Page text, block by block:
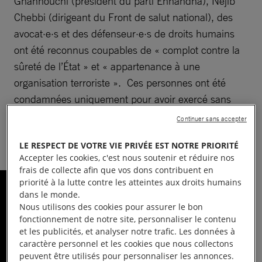
Chebbi (dirigeant du Front de salut national), des
avocat·e·s et des défenseur·e·s de droits humains
ont été reconnus coupables de « complot contre la
sûreté de l’État » et « appartenance à une
organisation terroriste ». Ces personnes ont été
condamnées uniquement pour avoir exercé sans
violence leurs droits fondamentaux. Leur procès, qui
entaché de vices de procédure.
74 ANS
de prison pour l’homme
d’affaires Kamel Ltaeif
LE RESPECT DE VOTRE VIE PRIVÉE EST NOTRE PRIORITÉ
Accepter les cookies, c'est nous soutenir et réduire nos
frais de collecte afin que vos dons contribuent en
priorité à la lutte contre les atteintes aux droits humains
dans le monde.
Nous utilisons des cookies pour assurer le bon
fonctionnement de notre site, personnaliser le contenu
et les publicités, et analyser notre trafic. Les données à
caractère personnel et les cookies que nous collectons
peuvent être utilisés pour personnaliser les annonces.
Continuer sans accepter